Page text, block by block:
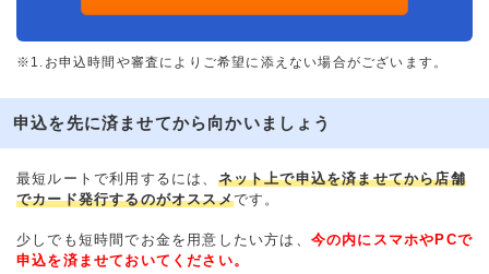
※1.お申込時間や審査によりご希望に添えない場合がございます。
申込を先に済ませてから向かいましょう
最短ルートで利用するには、 ネット上で申込を済ませてから店舗
でカード発行するのがオススメです。
少しでも短時間でお金を用意したい方は、 今の内にスマホやPCで
申込を済ませておいてください。